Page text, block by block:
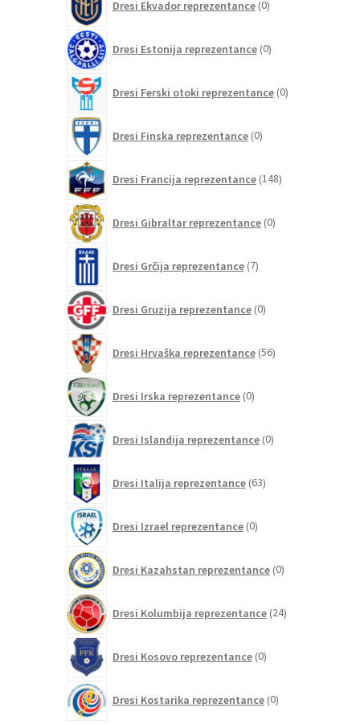
Dresi Ekvador reprezentance 0izdelkov
Dresi Estonija reprezentance 0izdelkov
Dresi Ferski otoki reprezentance 0izdelkov
Dresi Finska reprezentance 0izdelkov
Dresi Francija reprezentance 148izdelkov
Dresi Gibraltar reprezentance 0izdelkov
Dresi Grčija reprezentance 7izdelkov
Dresi Gruzija reprezentance 0izdelkov
Dresi Hrvaška reprezentance 56izdelkov
Dresi Irska reprezentance 0izdelkov
Dresi Islandija reprezentance 0izdelkov
Dresi Italija reprezentance 63izdelkov
Dresi Izrael reprezentance 0izdelkov
Dresi Kazahstan reprezentance 0izdelkov
Dresi Kolumbija reprezentance 24izdelkov
Dresi Kosovo reprezentance 0izdelkov
Dresi Kostarika reprezentance 0izdelkov